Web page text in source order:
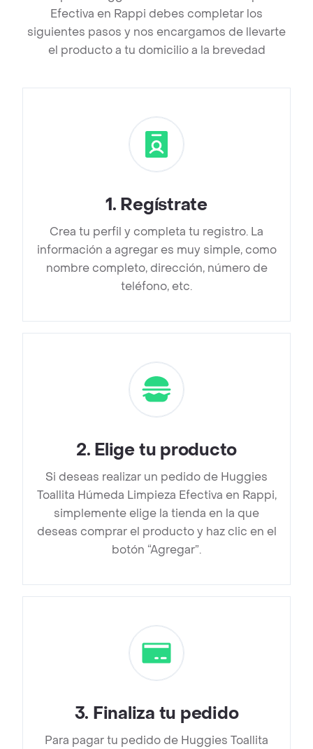
Efectiva en Rappi debes completar los
siguientes pasos y nos encargamos de llevarte
el producto a tu domicilio a la brevedad
1. Regístrate
Crea tu perfil y completa tu registro. La
información a agregar es muy simple, como
nombre completo, dirección, número de
teléfono, etc.
2. Elige tu producto
Si deseas realizar un pedido de Huggies
Toallita Húmeda Limpieza Efectiva en Rappi,
simplemente elige la tienda en la que
deseas comprar el producto y haz clic en el
botón “Agregar”.
3. Finaliza tu pedido
Para pagar tu pedido de Huggies Toallita